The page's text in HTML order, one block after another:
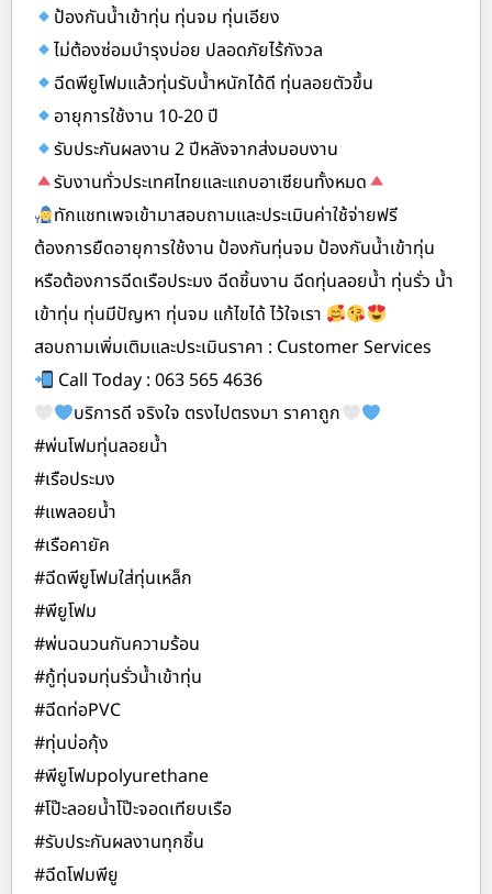
ป้องกันน้ำเข้าทุ่น ทุ่นจม ทุ่นเอียง
ไม่ต้องซ่อมบำรุงบ่อย ปลอดภัยไร้กังวล
ฉีดพียูโฟมแล้วทุ่นรับน้ำหนักได้ดี ทุ่นลอยตัวขึ้น
อายุการใช้งาน 10-20 ปี
รับประกันผลงาน 2 ปีหลังจากส่งมอบงาน
รับงานทั่วประเทศไทยและแถบอาเซียนทั้งหมด
ทักแชทเพจเข้ามาสอบถามและประเมินค่าใช้จ่ายฟรี
ต้องการยืดอายุการใช้งาน ป้องกันทุ่นจม ป้องกันน้ำเข้าทุ่น
หรือต้องการฉีดเรือประมง ฉีดชิ้นงาน ฉีดทุ่นลอยน้ำ ทุ่นรั่ว น้ำ
เข้าทุ่น ทุ่นมีปัญหา ทุ่นจม แก้ไขได้ ไว้ใจเรา
สอบถามเพิ่มเติมและประเมินราคา : Customer Services
Call Today : 063 565 4636
บริการดี จริงใจ ตรงไปตรงมา ราคาถูก
#พ่นโฟมทุ่นลอยน้ำ
#เรือประมง
#แพลอยน้ำ
#เรือคายัค
#ฉีดพียูโฟมใส่ทุ่นเหล็ก
#พียูโฟม
#พ่นฉนวนกันความร้อน
#กู้ทุ่นจมทุ่นรั่วน้ำเข้าทุ่น
#ฉีดท่อPVC
#ทุ่นบ่อกุ้ง
#พียูโฟมpolyurethane
#โป๊ะลอยน้ำโป๊ะจอดเทียบเรือ
#รับประกันผลงานทุกชิ้น
#ฉีดโฟมพียู